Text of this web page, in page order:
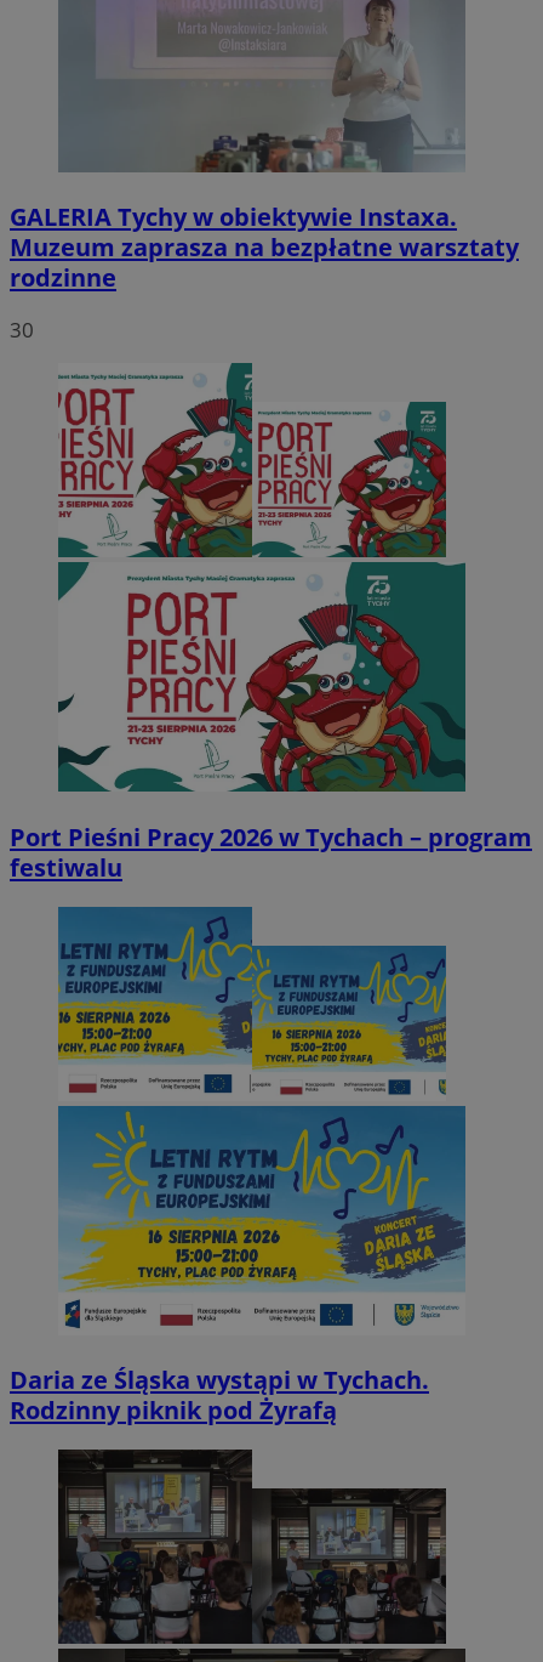
GALERIATychy w obiektywie Instaxa.
Muzeum zaprasza na bezpłatne warsztaty
rodzinne
30
Port Pieśni Pracy 2026 w Tychach – program
festiwalu
Daria ze Śląska wystąpi w Tychach.
Rodzinny piknik pod Żyrafą